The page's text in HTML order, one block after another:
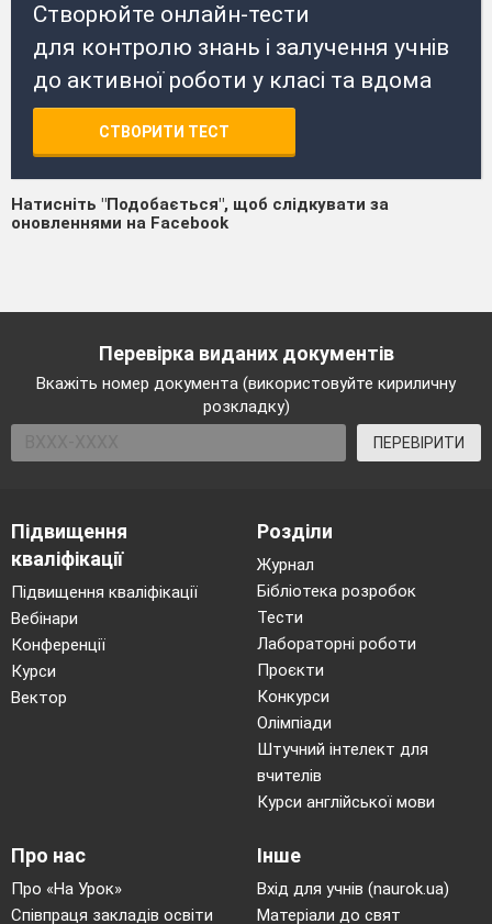
Створюйте онлайн-тести
для контролю знань і залучення учнів
до активної роботи у класі та вдома
СТВОРИТИ ТЕСТ
Натисніть "Подобається", щоб слідкувати за
оновленнями на Facebook
Перевірка виданих документів
Вкажіть номер документа (використовуйте кириличну
розкладку)
ПЕРЕВІРИТИ
Підвищення
кваліфікації
Підвищення кваліфікації
Вебінари
Конференції
Курси
Вектор
Розділи
Журнал
Бібліотека розробок
Тести
Лабораторні роботи
Проєкти
Конкурси
Олімпіади
Штучний інтелект для
вчителів
Курси англійської мови
Про нас
Про «На Урок»
Співпраця закладів освіти
Інше
Вхід для учнів (naurok.ua)
Матеріали до свят